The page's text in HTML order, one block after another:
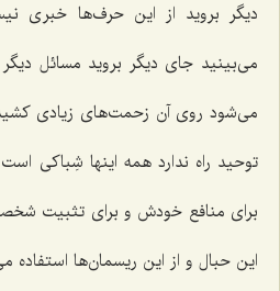
دیگر بروید از این حرف‌ها خبری
می‌بینید جای دیگر بروید مسائل
می‌شود روی آن زحمت‌های زیادی
توحید راه ندارد همه اینها شِباكی
برای منافع خودش و برای تثبیت
این حبال و از این ریسمان‌ها استفاده